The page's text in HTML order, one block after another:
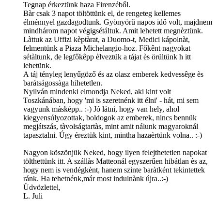
Tegnap érkeztünk haza Firenzéből.
Bàr csak 3 napot töltöttünk el, de rengeteg kellemes
élménnyel gazdagodtunk. Gyönyörű napos idő volt, majdnem
mindhárom napot végigsétáltuk. Amit lehetett megnèztünk.
Làttuk az Uffizi kèptàrat, a Duomo-t, Medici kápolnàt,
felmentünk a Piaza Michelangio-hoz. Főkênt nagyokat
sétàltunk, de legfőkêpp èlveztük a tájat ès örültünk h itt
lehetünk.
A táj tényleg lenyűgöző és az olasz emberek kedvessêge ès
barátságossàga hihetetlen.
Nyilván mindenki elmondja Neked, aki kint volt
Toszkánában, hogy 'mi is szeretnénk itt élni' - hát, mi sem
vagyunk másképp.. :-) Jó látni, hogy van hely, ahol
kiegyensúlyozottak, boldogok az emberek, nincs bennük
megjátszás, tàvolságtartàs, mint amit nálunk magyaroknál
tapasztalni. Úgy éreztük kint, mintha hazaèrtünk volna.. :-)
Nagyon köszönjük Neked, hogy ilyen felejthetetlen napokat
tölthettünk itt. A szállàs Matteonál egyszerűen hibátlan ès az,
hogy nem is vendégkènt, hanem szinte baràtként tekintettek
ránk. Ha tehetnénk,már most indulnànk újra..:-)
Üdvözlettel,
L. Juli